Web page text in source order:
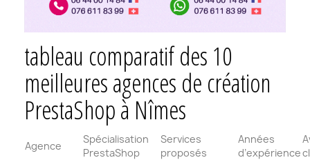
tableau comparatif des 10
meilleures agences de création
PrestaShop à Nîmes
Agence
Spécialisation
PrestaShop
Services
proposés
Années
d’expérience